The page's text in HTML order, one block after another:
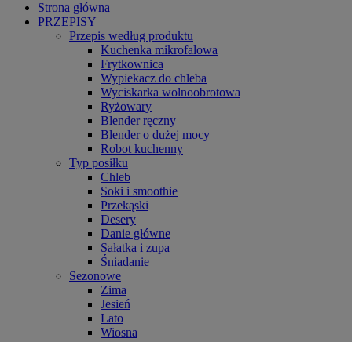
Strona główna
PRZEPISY
Przepis według produktu
Kuchenka mikrofalowa
Frytkownica
Wypiekacz do chleba
Wyciskarka wolnoobrotowa
Ryżowary
Blender ręczny
Blender o dużej mocy
Robot kuchenny
Typ posiłku
Chleb
Soki i smoothie
Przekąski
Desery
Danie główne
Sałatka i zupa
Śniadanie
Sezonowe
Zima
Jesień
Lato
Wiosna